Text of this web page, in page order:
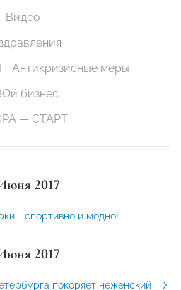
Видео
Антикризисные меры
бизнес
— СТАРТ
2017
- спортивно и модно!
2017
покоряет неженский